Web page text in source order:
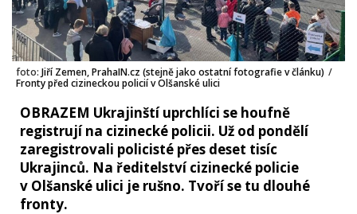
foto: Jiří Zemen, PrahaIN.cz (stejně jako ostatní fotografie v článku) /
Fronty před cizineckou policií v Olšanské ulici
OBRAZEM Ukrajinští uprchlíci se houfně
registrují na cizinecké policii. Už od pondělí
zaregistrovali policisté přes deset tisíc
Ukrajinců. Na ředitelství cizinecké policie
v Olšanské ulici je rušno. Tvoří se tu dlouhé
fronty.